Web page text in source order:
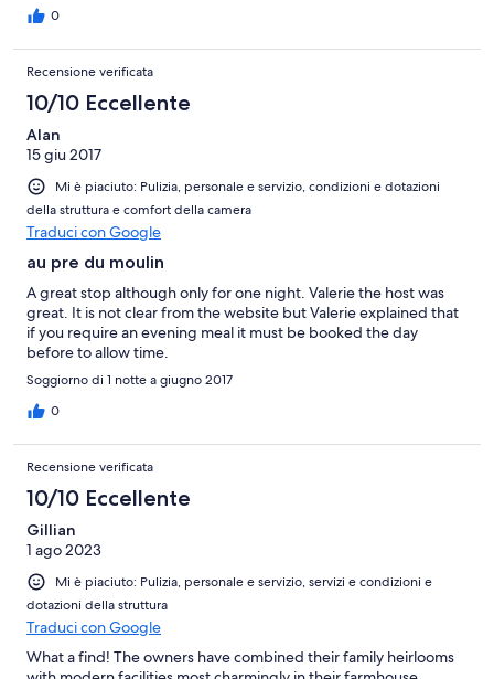
0
Recensione verificata
10/10 Eccellente
Alan
15 giu 2017
Mi è piaciuto: Pulizia, personale e servizio, condizioni e dotazioni
della struttura e comfort della camera
Traduci con Google
au pre du moulin
A great stop although only for one night. Valerie the host was
great. It is not clear from the website but Valerie explained that
if you require an evening meal it must be booked the day
before to allow time.
Soggiorno di 1 notte a giugno 2017
0
Recensione verificata
10/10 Eccellente
Gillian
1 ago 2023
Mi è piaciuto: Pulizia, personale e servizio, servizi e condizioni e
dotazioni della struttura
Traduci con Google
What a find! The owners have combined their family heirlooms